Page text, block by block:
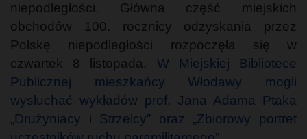
niepodległości. Główna część miejskich
obchodów 100. rocznicy odzyskania przez
Polskę niepodległości rozpoczęła się w
czwartek 8 listopada. W Miejskiej Bibliotece
Publicznej mieszkańcy Włodawy mogli
wysłuchać wykładów prof. Jana Adama Ptaka
„Drużyniacy i Strzelcy” oraz „Zbiorowy portret